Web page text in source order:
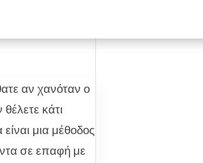
αν χανόταν ο
κάτι
μια μέθοδος
σε επαφή με